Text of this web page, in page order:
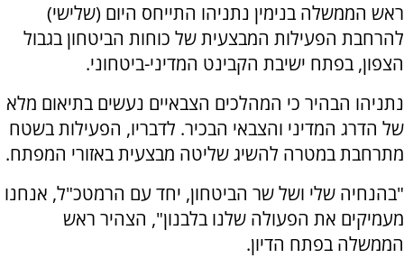
ראש הממשלה בנימין נתניהו התייחס היום (שלישי)
להרחבת הפעילות המבצעית של כוחות הביטחון בגבול
הצפון, בפתח ישיבת הקבינט המדיני-ביטחוני.
נתניהו הבהיר כי המהלכים הצבאיים נעשים בתיאום מלא
של הדרג המדיני והצבאי הבכיר. לדבריו, הפעילות בשטח
מתרחבת במטרה להשיג שליטה מבצעית באזורי המפתח.
"בהנחיה שלי ושל שר הביטחון, יחד עם הרמטכ"ל, אנחנו
מעמיקים את הפעולה שלנו בלבנון", הצהיר ראש
הממשלה בפתח הדיון.